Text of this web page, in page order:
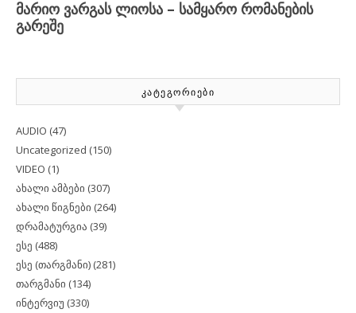
ᲙᲐᲢᲔᲒᲝᲠᲘᲔᲑᲘ
AUDIO (47)
Uncategorized (150)
VIDEO (1)
ახალი ამბები (307)
ახალი წიგნები (264)
დრამატურგია (39)
ესე (488)
ესე (თარგმანი) (281)
თარგმანი (134)
ინტერვიუ (330)